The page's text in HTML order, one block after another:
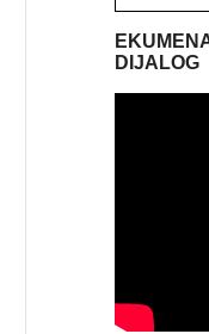
DIJALOG